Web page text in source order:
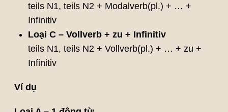
teils N1, teils N2 + Modalverb(pl.) + … +
Infinitiv
Loại C – Vollverb + zu + Infinitiv
teils N1, teils N2 + Vollverb(pl.) + … + zu +
Infinitiv
Ví dụ